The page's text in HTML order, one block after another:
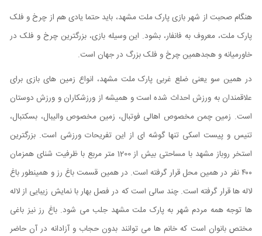
هنگام صحبت از شهر بازی پارک ملت مشهد، باید حتما یادی هم از چرخ و فلک
پارک ملت، معروف به فانفار، بشود. این وسیله بازی، بزرگترین چرخ و فلک در
خاورمیانه و هجدهمین چرخ و فلک بزرگ در جهان است.
در همین سو یعنی ضلع غربی پارک ملت مشهد، انواع زمین های بازی برای
علاقمندان به ورزش احداث شده است و همیشه از ورزشکاران و ورزش دوستان
است. زمین چمن مخصوص اهالی فوتبال، زمین مخصوص والیبال، بسکتبال،
تنیس و پیست اسکی تنها گوشه ای از این تفریحات ورزشی است. بزرگترین
استخر روباز مشهد با مساحتی بیش از 1200 متر مربع با ظرفیت شنای همزمان
۴۰۰ نفر در همین محل قرار گرفته است. در همین قسمت باغ رز و همینطور باغ
لاله ها قرار گرفته است. چند سالی است که در فصل بهار با نمایش زیبایی از لاله
ها توجه همه مردم شهر به پارک ملت مشهد جلب می شود. باغ رز نیز باغی
مختص بانوان است که خانم ها می توانند بدون حجاب و آزادانه در آن حاضر